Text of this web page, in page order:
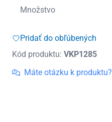
Množstvo
množstvo
do
Citroen
Jumper
Pridať do obľúbených
Kód produktu: VKP1285
Máte otázku k produktu?